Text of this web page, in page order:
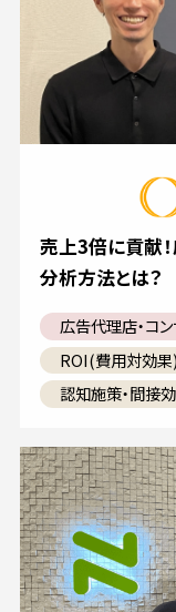
売上3倍に貢献
分析方法とは？
広告代理店・コ
ROI(費用対効果
認知施策・間接